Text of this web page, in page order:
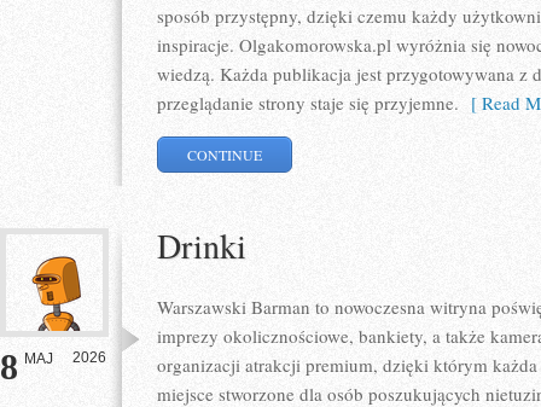
sposób przystępny, dzięki czemu każdy
inspiracje. Olgakomorowska.pl wyróżnia się
wiedzą. Każda publikacja jest przygotowywana z
przeglądanie strony staje się przyjemne. [ Read
CONTINUE
8 MAJ 2026
Drinki
Warszawski Barman to nowoczesna witryna
imprezy okolicznościowe, bankiety, a także
organizacji atrakcji premium, dzięki którym
miejsce stworzone dla osób poszukujących